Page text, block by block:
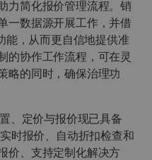
助力简化报价管理流程。销
一数据源开展工作，并借
能，从而更自信地提供准
的协作工作流程，可在灵
略的同时，确保治理功
、定价与报价现已具备
时报价、自动折扣检查和
价、支持定制化解决方